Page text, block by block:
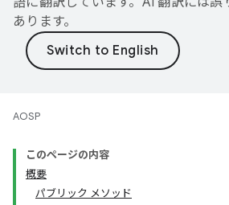
あります。
AOSP
このページの内容
概要
パブリック メソッド